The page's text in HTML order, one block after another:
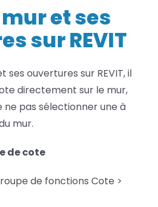
et ses
sur REVIT
ses ouvertures sur REVIT, il
directement sur le mur,
pas sélectionner une à
mur.
de cote
de fonctions Cote >